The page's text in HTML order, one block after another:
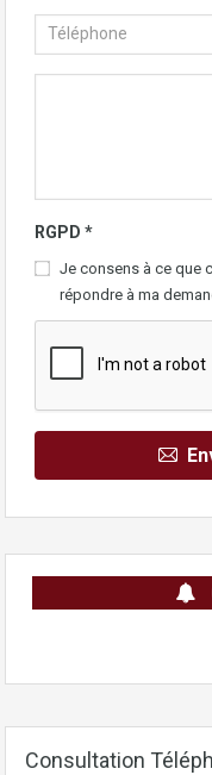
RGPD *
Je consens à ce que
répondre à ma
Consultation